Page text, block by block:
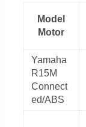
Model
Motor
Yamaha
R15M
Connect
ed/ABS